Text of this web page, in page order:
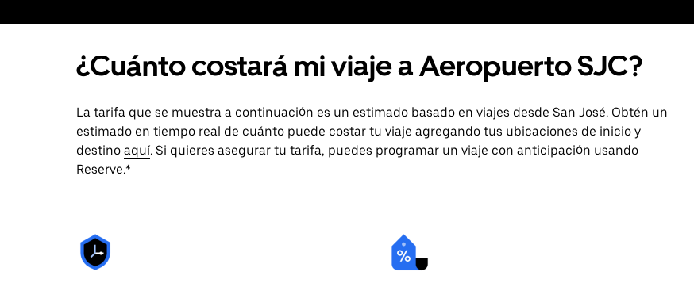
¿Cuánto costará mi viaje a Aeropuerto SJC?
La tarifa que se muestra a continuación es un estimado basado en viajes desde San José. Obtén un
estimado en tiempo real de cuánto puede costar tu viaje agregando tus ubicaciones de inicio y
destino aquí. Si quieres asegurar tu tarifa, puedes programar un viaje con anticipación usando
Reserve.*